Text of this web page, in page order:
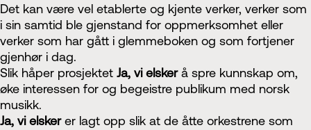
Det kan være vel etablerte og kjente verker, verker som
i sin samtid ble gjenstand for oppmerksomhet eller
verker som har gått i glemmeboken og som fortjener
gjenhør i dag.
Slik håper prosjektet Ja, vi elskerå spre kunnskap om,
øke interessen for og begeistre publikum med norsk
musikk.
Ja, vi elskerer lagt opp slik at de åtte orkestrene som